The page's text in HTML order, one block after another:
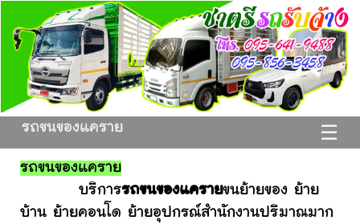
☰
รถขนของแคราย
รถขนของแคราย
บริการรถขนของแครายขนย้ายของ ย้าย
บ้าน ย้ายคอนโด ย้ายอุปกรณ์สำนักงานปริมาณมาก